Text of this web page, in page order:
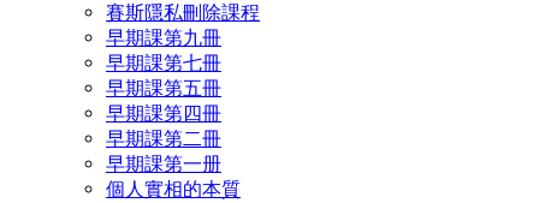
賽斯隱私刪除課程
早期課第九冊
早期課第七冊
早期課第五冊
早期課第四冊
早期課第二冊
早期課第一册
個人實相的本質